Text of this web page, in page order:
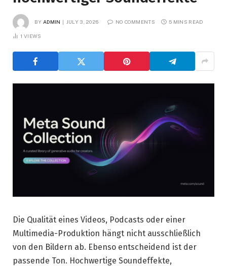
BY ADMIN JULY 3, 2026 NO COMMENTS 5 MINS READ
1 VIEWS
Die Qualität eines Videos, Podcasts oder einer
Multimedia-Produktion hängt nicht ausschließlich
von den Bildern ab. Ebenso entscheidend ist der
passende Ton. Hochwertige Soundeffekte,